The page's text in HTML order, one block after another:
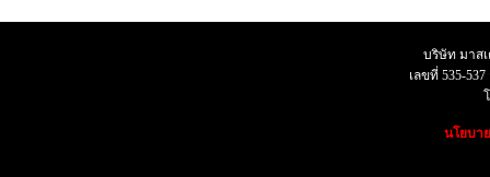
บริษัท มาสเ
เลขที่ 535-
โทร
นโยบา